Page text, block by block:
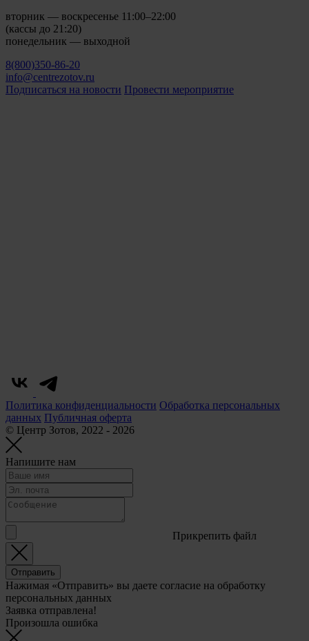
вторник — воскресенье 11:00–22:00
(кассы до 21:20)
понедельник — выходной
8(800)350-86-20
info@centrezotov.ru
Подписаться на новости Провести мероприятие
Политика конфиденциальности Обработка персональных
данных Публичная оферта
© Центр Зотов, 2022 - 2026
Напишите нам
Прикрепить файл
Отправить
Нажимая «Отправить» вы даете согласие на обработку
персональных данных
Заявка отправлена!
Произошла ошибка